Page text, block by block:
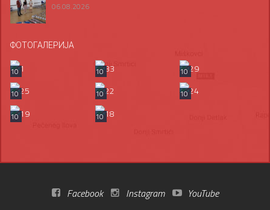
06.08.2026
ФОТОГАЛЕРИЈА
10 10
10
10
10
10
10
10
Facebook Instagram YouTube